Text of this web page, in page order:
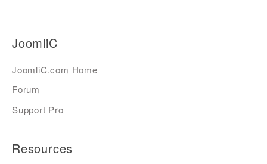
JoomliC
JoomliC.com Home
Forum
Support Pro
Resources